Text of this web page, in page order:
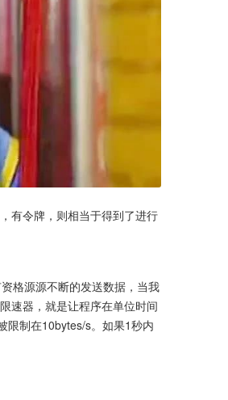
有令牌，则相当于得到了进行
格源源不断的发送数据，当我
速器，就是让程序在单位时间
限制在10bytes/s。如果1秒内